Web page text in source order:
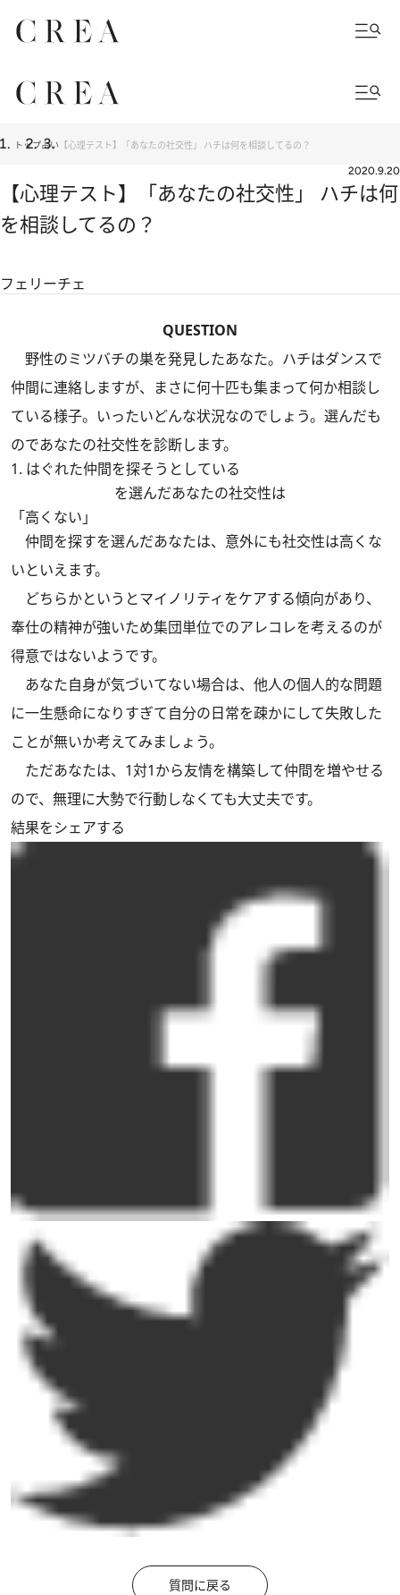
トップ占い 【心理テスト】「あなたの社交性」 ハチは何を相談してるの？
2020.9.20
【心理テスト】「あなたの社交性」 ハチは何
を相談してるの？
フェリーチェ
QUESTION
野性のミツバチの巣を発見したあなた。ハチはダンスで
仲間に連絡しますが、まさに何十匹も集まって何か相談し
ている様子。いったいどんな状況なのでしょう。選んだも
のであなたの社交性を診断します。
1. はぐれた仲間を探そうとしている
を選んだあなたの社交性は
「高くない」
仲間を探すを選んだあなたは、意外にも社交性は高くな
いといえます。
どちらかというとマイノリティをケアする傾向があり、
奉仕の精神が強いため集団単位でのアレコレを考えるのが
得意ではないようです。
あなた自身が気づいてない場合は、他人の個人的な問題
に一生懸命になりすぎて自分の日常を疎かにして失敗した
ことが無いか考えてみましょう。
ただあなたは、1対1から友情を構築して仲間を増やせる
ので、無理に大勢で行動しなくても大丈夫です。
結果をシェアする
質問に戻る